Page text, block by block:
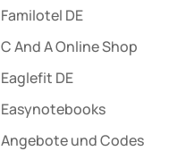
Familotel DE
C And A Online Shop
Eaglefit DE
Easynotebooks
Angebote und Codes